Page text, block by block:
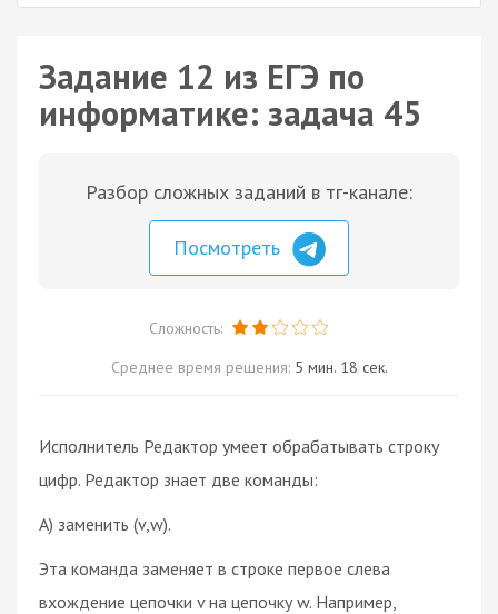
Задание 12 из ЕГЭ по
информатике: задача 45
Разбор сложных заданий в тг-канале:
Посмотреть
Сложность:
Среднее время решения: 5 мин. 18 сек.
Исполнитель Редактор умеет обрабатывать строку
цифр. Редактор знает две команды:
A) заменить (v,w).
Эта команда заменяет в строке первое слева
вхождение цепочки v на цепочку w. Например,